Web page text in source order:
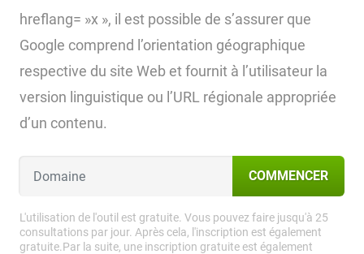
hreflang= »x », il est possible de s’assurer que
Google comprend l’orientation géographique
respective du site Web et fournit à l’utilisateur la
version linguistique ou l’URL régionale appropriée
d’un contenu.
COMMENCER
L'utilisation de l'outil est gratuite. Vous pouvez faire jusqu'à 25
consultations par jour. Après cela, l'inscription est également
gratuite.Par la suite, une inscription gratuite est également